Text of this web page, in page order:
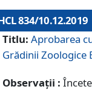
834/10.12.2019
Titlu: Aprobarea
Grădinii Zoologice
Observații :